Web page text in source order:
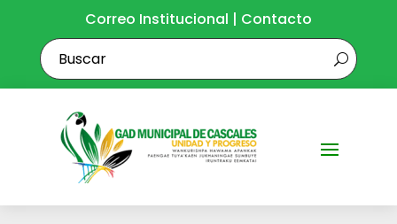
Correo Institucional | Contacto